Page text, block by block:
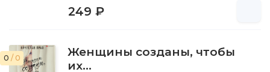
249 ₽
0 / 0
Женщины созданы, чтобы
их…